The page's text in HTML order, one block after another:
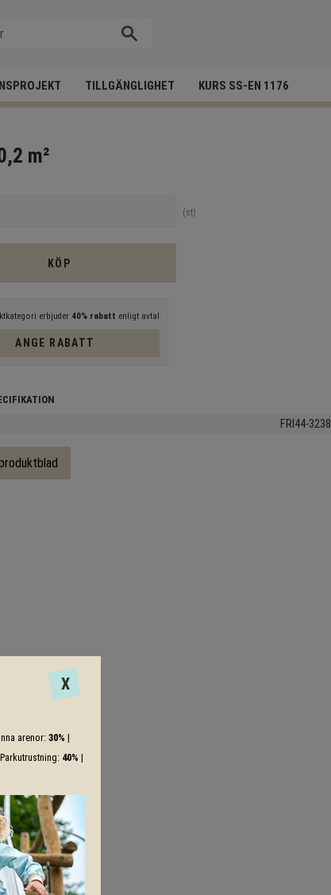
TILLGÄNGLIGHET KURS SS-EN 1176
m²
st
KÖP
erbjuder 40% rabatt enligt avtal
ANGE RABATT
FRI44-3238
X
arenor:30% |
40% |